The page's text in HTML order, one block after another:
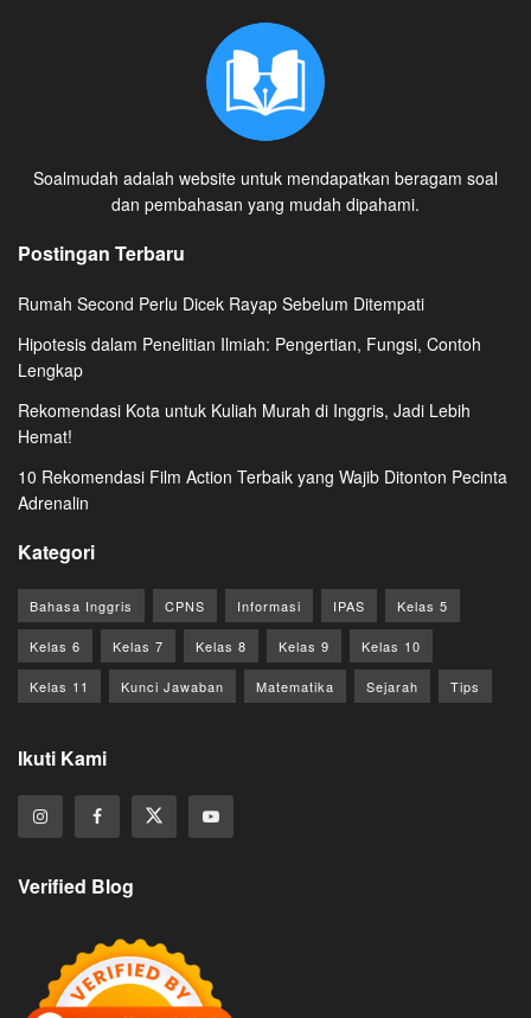
Soalmudah adalah website untuk mendapatkan beragam soal
dan pembahasan yang mudah dipahami.
Postingan Terbaru
Rumah Second Perlu Dicek Rayap Sebelum Ditempati
Hipotesis dalam Penelitian Ilmiah: Pengertian, Fungsi, Contoh
Lengkap
Rekomendasi Kota untuk Kuliah Murah di Inggris, Jadi Lebih
Hemat!
10 Rekomendasi Film Action Terbaik yang Wajib Ditonton Pecinta
Adrenalin
Kategori
Bahasa Inggris CPNS Informasi IPAS Kelas 5
Kelas 6 Kelas 7 Kelas 8 Kelas 9 Kelas 10
Kelas 11 Kunci Jawaban Matematika Sejarah Tips
Ikuti Kami
Verified Blog